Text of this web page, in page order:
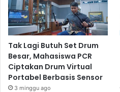
Tak Lagi Butuh Set Drum
Besar, Mahasiswa PCR
Ciptakan Drum Virtual
Portabel Berbasis Sensor
3 minggu ago